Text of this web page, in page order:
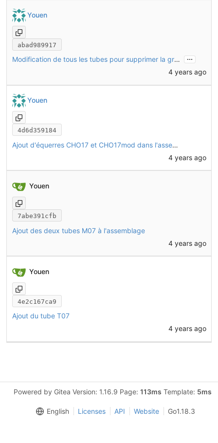
Youen
abad989917
Modification de tous les tubes pour supprimer la gravure des références
...
4 years ago
Youen
4d6d359184
Ajout d'équerres CHO17 et CHO17mod dans l'assemblage
4 years ago
Youen
7abe391cfb
Ajout des deux tubes M07 à l'assemblage
4 years ago
Youen
4e2c167ca9
Ajout du tube T07
4 years ago
Powered by Gitea Version: 1.16.9 Page: 113ms Template: 5ms
English Licenses API Website Go1.18.3